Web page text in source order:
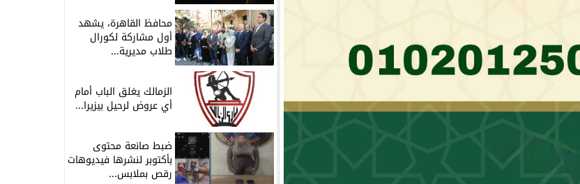
محافظ القاهرة، يشهد
أول مشاركة لكورال
طلاب مديرية...
الزمالك يغلق الباب أمام
أي عروض لرحيل بيزيرا...
ضبط صانعة محتوى
بأكتوبر لنشرها فيديوهات
رقص بملابس...